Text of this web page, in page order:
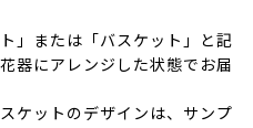
」または「バスケット」と記
器にアレンジした状態でお届
ケットのデザインは、サンプ